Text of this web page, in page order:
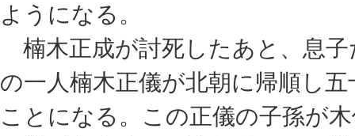
ようになる。
楠木正成が討死したあと、息
の一人楠木正儀が北朝に帰順し
ことになる。この正儀の子孫が